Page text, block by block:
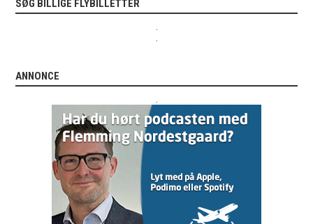
SØG BILLIGE FLYBILLETTER
ANNONCE